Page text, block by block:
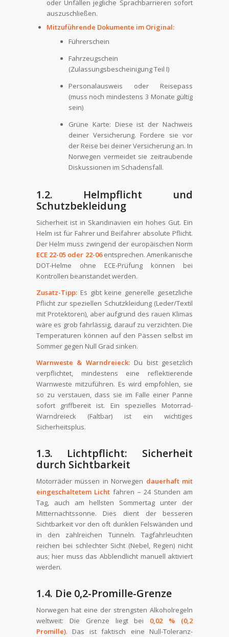
oder Unfällen jegliche Sprachbarrieren sofort
auszuschließen.
Mitzuführende Dokumente im Original:
Führerschein
Fahrzeugschein
(Zulassungsbescheinigung Teil I)
Personalausweis oder Reisepass
(muss noch mindestens 3 Monate gültig
sein)
Grüne Karte: Diese ist der Nachweis
deiner Versicherung. Fordere sie vor
der Reise bei deiner Versicherung an. In
Norwegen vermeidet sie zeitraubende
Diskussionen im Schadensfall.
1.2. Helmpflicht und
Schutzbekleidung
Sicherheit ist in Skandinavien ein hohes Gut. Ein
Helm ist für Fahrer und Beifahrer absolute Pflicht.
Der Helm muss zwingend der europäischen Norm
ECE 22-05 oder 22-06entsprechen. Amerikanische
DOT-Helme ohne ECE-Prüfung können bei
Kontrollen beanstandet werden.
Zusatz-Tipp:Es gibt keine generelle gesetzliche
Pflicht zur speziellen Schutzkleidung (Leder/Textil
mit Protektoren), aber aufgrund des rauen Klimas
wäre es grob fahrlässig, darauf zu verzichten. Die
Temperaturen können auf den Pässen selbst im
Sommer gegen Null Grad sinken.
Warnweste & Warndreieck: Du bist gesetzlich
verpflichtet, mindestens eine reflektierende
Warnweste mitzuführen. Es wird empfohlen, sie
so zu verstauen, dass sie im Falle einer Panne
sofort griffbereit ist. Ein spezielles Motorrad-
Warndreieck (Faltbar) ist ein wichtiges
Sicherheitsplus.
1.3. Lichtpflicht: Sicherheit
durch Sichtbarkeit
Motorräder müssen in Norwegen dauerhaft mit
eingeschaltetem Licht fahren – 24 Stunden am
Tag, auch am hellsten Sommertag unter der
Mitternachtssonne. Dies dient der besseren
Sichtbarkeit vor den oft dunklen Felswänden und
in den zahlreichen Tunneln. Tagfahrleuchten
reichen bei schlechter Sicht (Nebel, Regen) nicht
aus; hier muss das Abblendlicht manuell aktiviert
werden.
1.4. Die 0,2-Promille-Grenze
Norwegen hat eine der strengsten Alkoholregeln
weltweit: Die Grenze liegt bei 0,02 % (0,2
Promille). Das ist faktisch eine Null-Toleranz-